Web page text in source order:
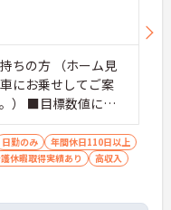
携など、
ケアマネジ
度が設け
わたり長
ちの方 （ホーム見
にお乗せしてご案
） ■目標数値にコ
生み出すための工
係する他部署との
メンバーシップを
じっくり関係を築
ビス経験のある方
日勤のみ
年間休日110日以上
休暇取得実績あり
高収入